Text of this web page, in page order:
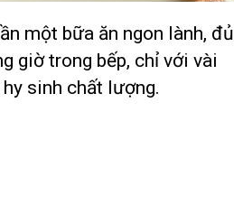
một bữa ăn ngon lành, đủ
giờ trong bếp, chỉ với vài
sinh chất lượng.